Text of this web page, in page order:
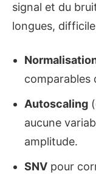
signal et du
longues,
comparables
Autoscaling
aucune
amplitude.
SNV pour